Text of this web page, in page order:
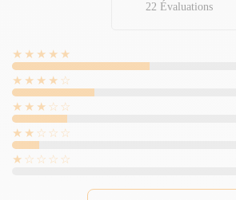
22 Évaluations
★★★★★
★★★★☆
★★★☆☆
★★☆☆☆
★☆☆☆☆